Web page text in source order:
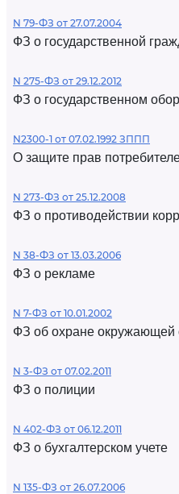
N 79-ФЗ от 27.07.2004
ФЗ о государственной
N 275-ФЗ от 29.12.2012
ФЗ о государственном
N2300-1 от 07.02.1992 ЗППП
О защите прав
N 273-ФЗ от 25.12.2008
ФЗ о противодействии
N 38-ФЗ от 13.03.2006
ФЗ о рекламе
N 7-ФЗ от 10.01.2002
ФЗ об охране окружающей
N 3-ФЗ от 07.02.2011
ФЗ о полиции
N 402-ФЗ от 06.12.2011
ФЗ о бухгалтерском учете
N 135-ФЗ от 26.07.2006